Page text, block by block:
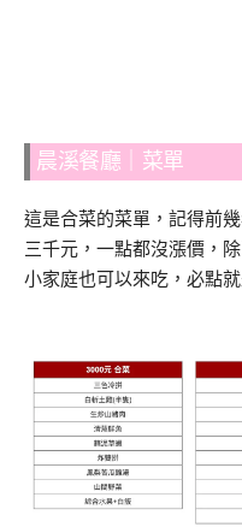
晨溪餐廳｜菜單
這是合菜的菜單，記得前
三千元，一點都沒漲價，
小家庭也可以來吃，必點就